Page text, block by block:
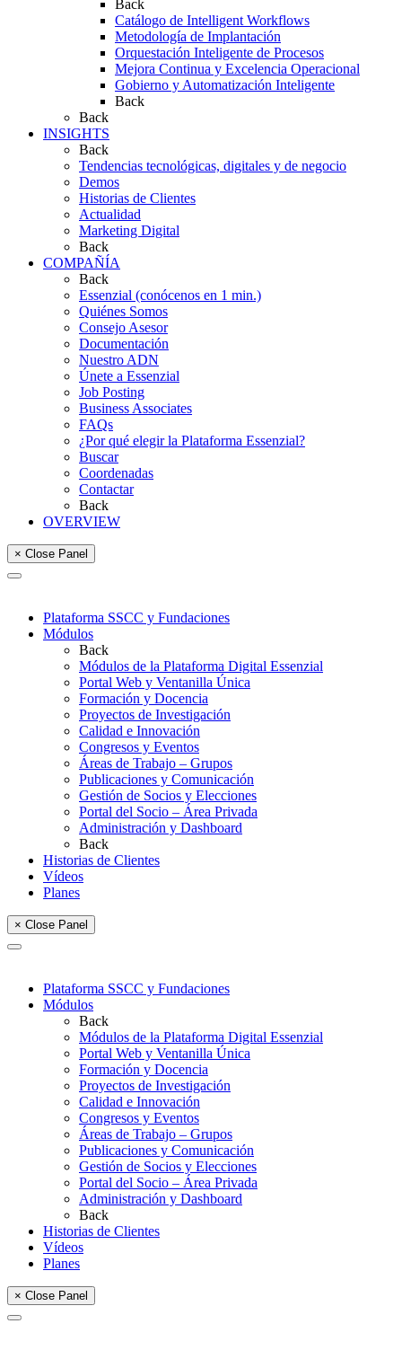
Back
Catálogo de Intelligent Workflows
Metodología de Implantación
Orquestación Inteligente de Procesos
Mejora Continua y Excelencia Operacional
Gobierno y Automatización Inteligente
Back
Back
INSIGHTS
Back
Tendencias tecnológicas, digitales y de negocio
Demos
Historias de Clientes
Actualidad
Marketing Digital
Back
COMPAÑÍA
Back
Essenzial (conócenos en 1 min.)
Quiénes Somos
Consejo Asesor
Documentación
Nuestro ADN
Únete a Essenzial
Job Posting
Business Associates
FAQs
¿Por qué elegir la Plataforma Essenzial?
Buscar
Coordenadas
Contactar
Back
OVERVIEW
× Close Panel
Plataforma SSCC y Fundaciones
Módulos
Back
Módulos de la Plataforma Digital Essenzial
Portal Web y Ventanilla Única
Formación y Docencia
Proyectos de Investigación
Calidad e Innovación
Congresos y Eventos
Áreas de Trabajo – Grupos
Publicaciones y Comunicación
Gestión de Socios y Elecciones
Portal del Socio – Área Privada
Administración y Dashboard
Back
Historias de Clientes
Vídeos
Planes
× Close Panel
Plataforma SSCC y Fundaciones
Módulos
Back
Módulos de la Plataforma Digital Essenzial
Portal Web y Ventanilla Única
Formación y Docencia
Proyectos de Investigación
Calidad e Innovación
Congresos y Eventos
Áreas de Trabajo – Grupos
Publicaciones y Comunicación
Gestión de Socios y Elecciones
Portal del Socio – Área Privada
Administración y Dashboard
Back
Historias de Clientes
Vídeos
Planes
× Close Panel